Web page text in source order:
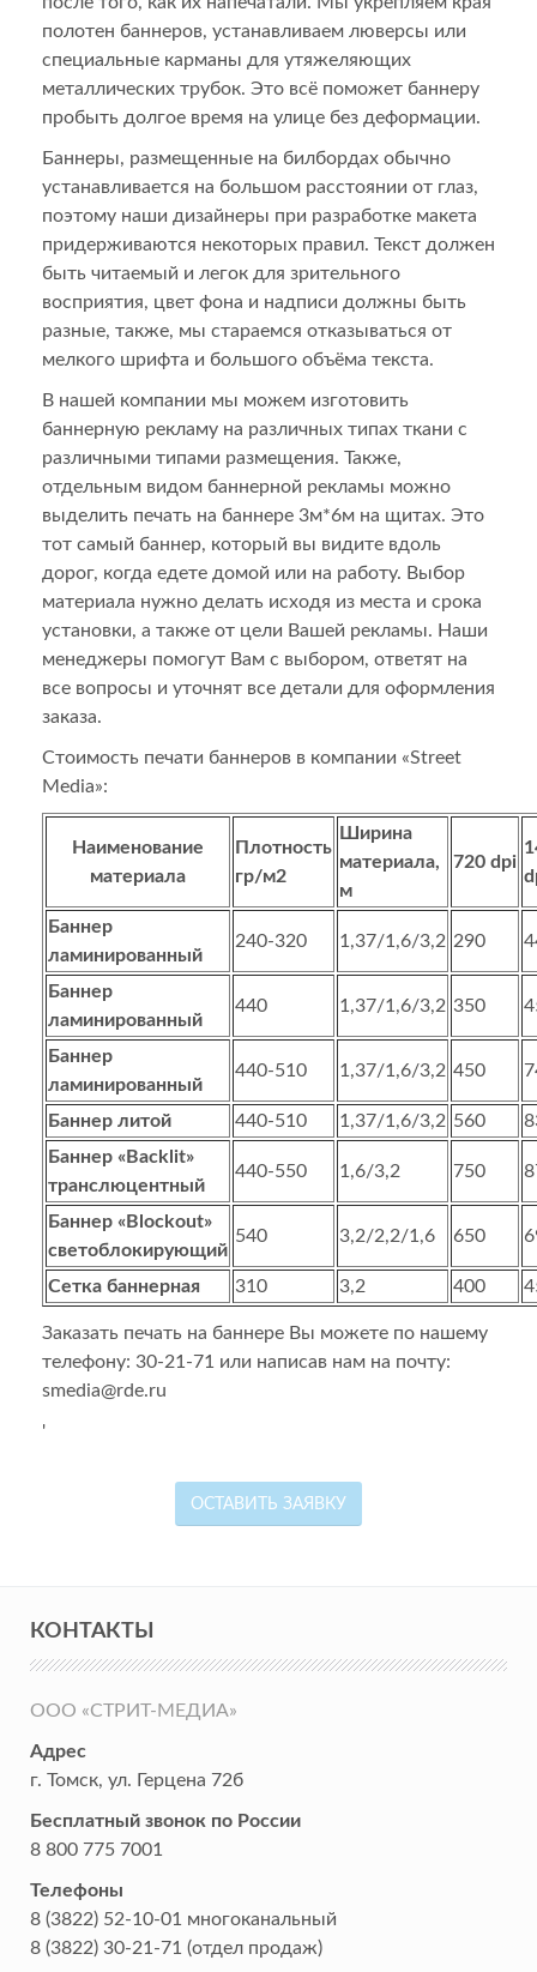
полотен баннеров, устанавливаем люверсы или
специальные карманы для утяжеляющих
металлических трубок. Это всё поможет баннеру
пробыть долгое время на улице без деформации.
Баннеры, размещенные на билбордах обычно
устанавливается на большом расстоянии от глаз,
поэтому наши дизайнеры при разработке макета
придерживаются некоторых правил. Текст должен
быть читаемый и легок для зрительного
восприятия, цвет фона и надписи должны быть
разные, также, мы стараемся отказываться от
мелкого шрифта и большого объёма текста.
В нашей компании мы можем изготовить
баннерную рекламу на различных типах ткани с
различными типами размещения. Также,
отдельным видом баннерной рекламы можно
выделить печать на баннере 3м*6м на щитах. Это
тот самый баннер, который вы видите вдоль
дорог, когда едете домой или на работу. Выбор
материала нужно делать исходя из места и срока
установки, а также от цели Вашей рекламы. Наши
менеджеры помогут Вам с выбором, ответят на
все вопросы и уточнят все детали для оформления
заказа.
Стоимость печати баннеров в компании «Street
Media»:
Наименование
материала
Плотность
гр/м2
Ширина
материала,
м
720 dpi
Баннер
ламинированный
240-320 1,37/1,6/3,2 290
Баннер
ламинированный
440 1,37/1,6/3,2 350
Баннер
ламинированный
440-510 1,37/1,6/3,2 450
Баннер литой 440-510 1,37/1,6/3,2 560
Баннер «Backlit»
транслюцентный
440-550 1,6/3,2 750
Баннер «Blockout»
светоблокирующий
540 3,2/2,2/1,6 650
Сетка баннерная 310 3,2 400
Заказать печать на баннере Вы можете по нашему
телефону: 30-21-71 или написав нам на почту:
smedia@rde.ru
'
ОСТАВИТЬ ЗАЯВКУ
КОНТАКТЫ
ООО «СТРИТ-МЕДИА»
Адрес
г. Томск, ул. Герцена 72б
Бесплатный звонок по России
8 800 775 7001
Телефоны
8 (3822) 52-10-01 многоканальный
8 (3822) 30-21-71 (отдел продаж)